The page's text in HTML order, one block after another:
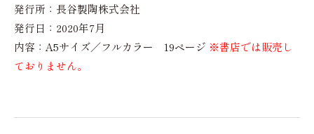
発行所：長谷製陶株式会社
発行日：2020年7月
内容：A5サイズ／フルカラー 19ページ ※書店では販売し
ておりません。